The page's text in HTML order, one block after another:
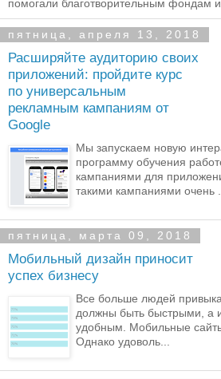
помогали благотворительным фондам
пятница, апреля 13, 2018
Расширяйте аудиторию своих
приложений: пройдите курс
по универсальным
рекламным кампаниям от
Google
Мы запускаем новую
программу обучения
кампаниями для
такими кампаниями очень ...
пятница, марта 09, 2018
Мобильный дизайн приносит
успех бизнесу
Все больше людей
должны быть быстрыми, а
удобным. Мобильные
Однако удоволь...